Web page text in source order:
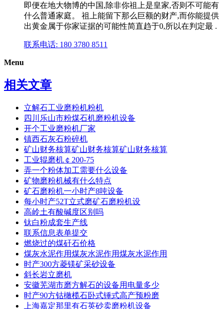
即便在地大物博的中国,除非你祖上是皇家,否则不可能有
什么普通家庭。 祖上能留下那么巨额的财产,而你能提供
出黄金属于你家证据的可能性简直趋于0,所以在判定最 .
联系电话: 180 3780 8511
Menu
相关文章
立解石工业磨粉机粉机
四川乐山市粉煤石机磨粉机设备
开个工业磨粉机厂家
镇西石灰石粉碎机
矿山财务核算矿山财务核算矿山财务核算
工业辊磨机￠200-75
弄一个粉体加工需要什么设备
矿物磨粉机械有什么特点
矿石磨粉机一小时产8吨设备
每小时产52T立式磨矿石磨粉机设
高岭土有酸碱度区别吗
钛白粉成套生产线
联系信息表单提交
燃烧过的煤矸石价格
煤灰水泥作用煤灰水泥作用煤灰水泥作用
时产300方菱镁矿采砂设备
斜长岩立磨机
安徽芜湖市磨方解石的设备用电量多少
时产90方钴橄榄石卧式锤式高产预粉磨
上海嘉定那里有石英砂卖磨粉机设备